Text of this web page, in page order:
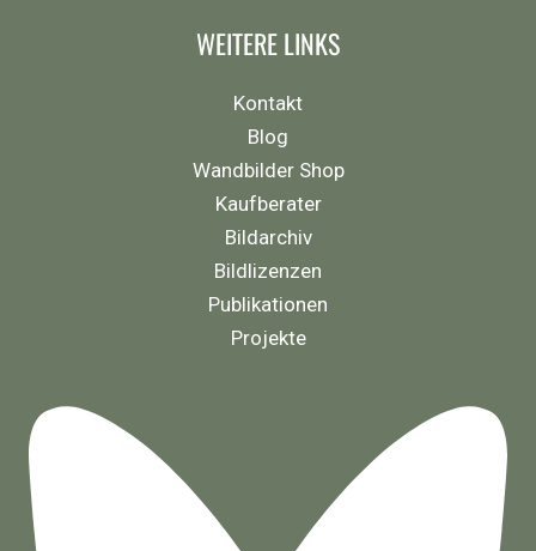
WEITERE LINKS
Kontakt
Blog
Wandbilder Shop
Kaufberater
Bildarchiv
Bildlizenzen
Publikationen
Projekte